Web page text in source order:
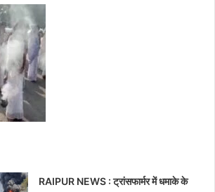
RAIPUR NEWS : ट्रांसफार्मर में धमाके के